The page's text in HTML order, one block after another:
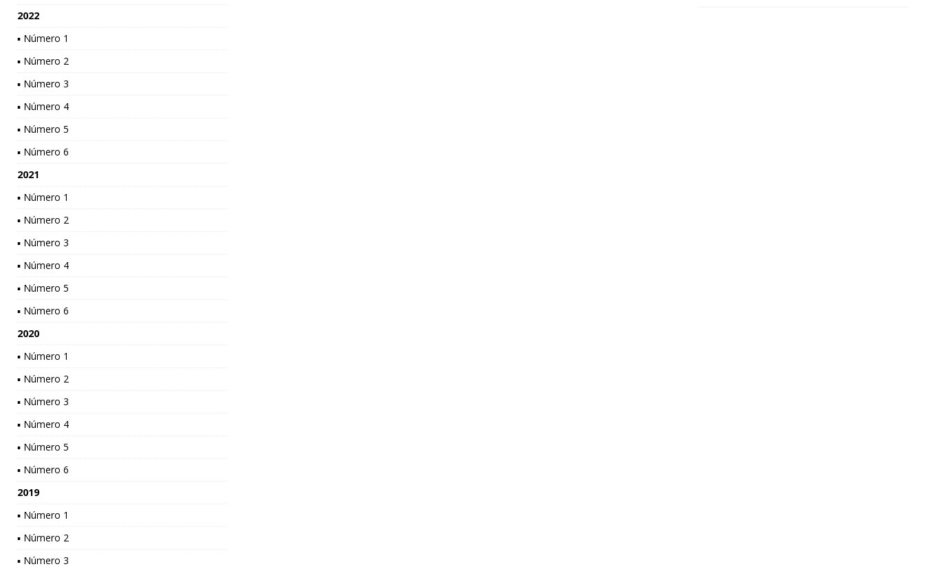
2022
▪ Número 1
▪ Número 2
▪ Número 3
▪ Número 4
▪ Número 5
▪ Número 6
2021
▪ Número 1
▪ Número 2
▪ Número 3
▪ Número 4
▪ Número 5
▪ Número 6
2020
▪ Número 1
▪ Número 2
▪ Número 3
▪ Número 4
▪ Número 5
▪ Número 6
2019
▪ Número 1
▪ Número 2
▪ Número 3